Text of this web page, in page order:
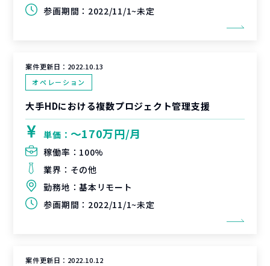
参画期間： 2022/11/1~未定
案件更新日： 2022.10.13
オペレーション
大手HDにおける複数プロジェクト管理支援
単価： 〜170万円/月
稼働率： 100%
業界： その他
勤務地：基本リモート
参画期間： 2022/11/1~未定
案件更新日： 2022.10.12